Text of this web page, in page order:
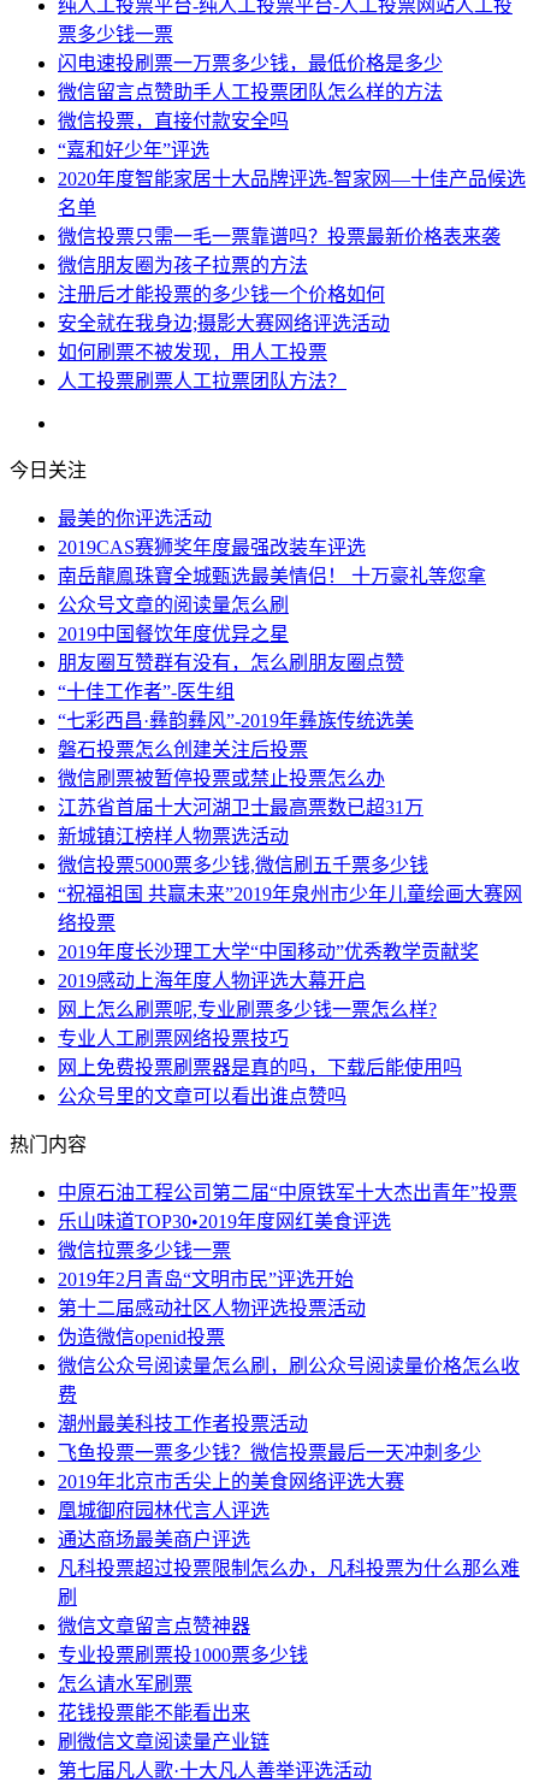
纯人工投票平台-纯人工投票平台-人工投票网站人工投
票多少钱一票
闪电速投刷票一万票多少钱，最低价格是多少
微信留言点赞助手人工投票团队怎么样的方法
微信投票，直接付款安全吗
“嘉和好少年”评选
2020年度智能家居十大品牌评选-智家网—十佳产品候选
名单
微信投票只需一毛一票靠谱吗？投票最新价格表来袭
微信朋友圈为孩子拉票的方法
注册后才能投票的多少钱一个价格如何
安全就在我身边;摄影大赛网络评选活动
如何刷票不被发现，用人工投票
人工投票刷票人工拉票团队方法？
今日关注
最美的你评选活动
2019CAS赛狮奖年度最强改装车评选
南岳龍鳯珠寶全城甄选最美情侣！ 十万豪礼等您拿
公众号文章的阅读量怎么刷
2019中国餐饮年度优异之星
朋友圈互赞群有没有，怎么刷朋友圈点赞
“十佳工作者”-医生组
“七彩西昌·彝韵彝风”-2019年彝族传统选美
磐石投票怎么创建关注后投票
微信刷票被暂停投票或禁止投票怎么办
江苏省首届十大河湖卫士最高票数已超31万
新城镇江榜样人物票选活动
微信投票5000票多少钱,微信刷五千票多少钱
“祝福祖国 共赢未来”2019年泉州市少年儿童绘画大赛网
络投票
2019年度长沙理工大学“中国移动”优秀教学贡献奖
2019感动上海年度人物评选大幕开启
网上怎么刷票呢,专业刷票多少钱一票怎么样?
专业人工刷票网络投票技巧
网上免费投票刷票器是真的吗，下载后能使用吗
公众号里的文章可以看出谁点赞吗
热门内容
中原石油工程公司第二届“中原铁军十大杰出青年”投票
乐山味道TOP30•2019年度网红美食评选
微信拉票多少钱一票
2019年2月青岛“文明市民”评选开始
第十二届感动社区人物评选投票活动
伪造微信openid投票
微信公众号阅读量怎么刷，刷公众号阅读量价格怎么收
费
潮州最美科技工作者投票活动
飞鱼投票一票多少钱？微信投票最后一天冲刺多少
2019年北京市舌尖上的美食网络评选大赛
凰城御府园林代言人评选
通达商场最美商户评选
凡科投票超过投票限制怎么办，凡科投票为什么那么难
刷
微信文章留言点赞神器
专业投票刷票投1000票多少钱
怎么请水军刷票
花钱投票能不能看出来
刷微信文章阅读量产业链
第七届凡人歌·十大凡人善举评选活动